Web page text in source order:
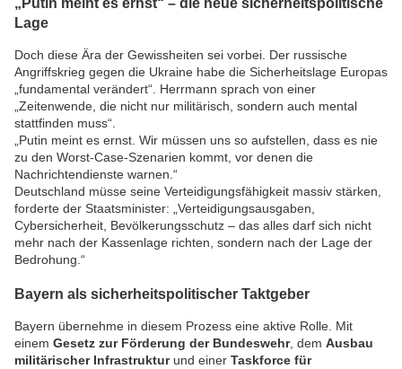
Lage
Doch diese Ära der Gewissheiten sei vorbei. Der russische
Angriffskrieg gegen die Ukraine habe die Sicherheitslage Europas
„fundamental verändert“. Herrmann sprach von einer
„Zeitenwende, die nicht nur militärisch, sondern auch mental
stattfinden muss“.
„Putin meint es ernst. Wir müssen uns so aufstellen, dass es nie
zu den Worst-Case-Szenarien kommt, vor denen die
Nachrichtendienste warnen.“
Deutschland müsse seine Verteidigungsfähigkeit massiv stärken,
forderte der Staatsminister: „Verteidigungsausgaben,
Cybersicherheit, Bevölkerungsschutz – das alles darf sich nicht
mehr nach der Kassenlage richten, sondern nach der Lage der
Bedrohung.“
Bayern als sicherheitspolitischer Taktgeber
Bayern übernehme in diesem Prozess eine aktive Rolle. Mit
einem Gesetz zur Förderung der Bundeswehr, dem Ausbau
militärischer Infrastrukturund einer Taskforce für